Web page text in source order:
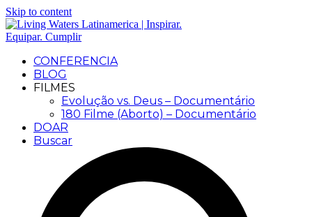
Skip to content
CONFERENCIA
BLOG
FILMES
Evolução vs. Deus – Documentário
180 Filme (Aborto) – Documentário
DOAR
Buscar